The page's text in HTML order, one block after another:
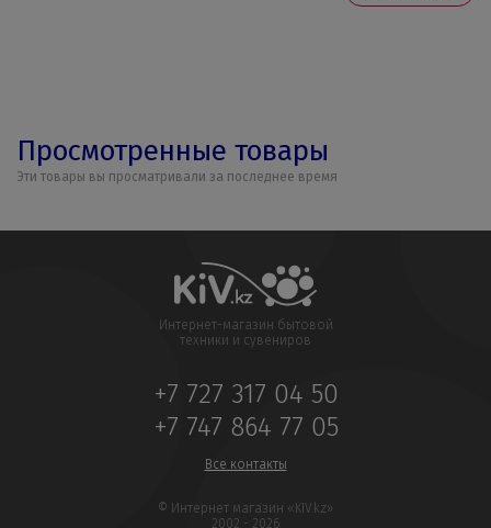
Просмотренные товары
Эти товары вы просматривали за последнее время
Интернет-магазин бытовой
техники и сувениров
+7 727 317 04 50
+7 747 864 77 05
Все контакты
© Интернет магазин «KIV.kz»
2002 - 2026